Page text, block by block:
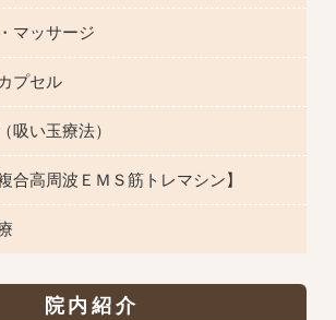
マッサージ
プセル
吸い玉療法）
高周波ＥＭＳ筋トレマシン】
院内紹介